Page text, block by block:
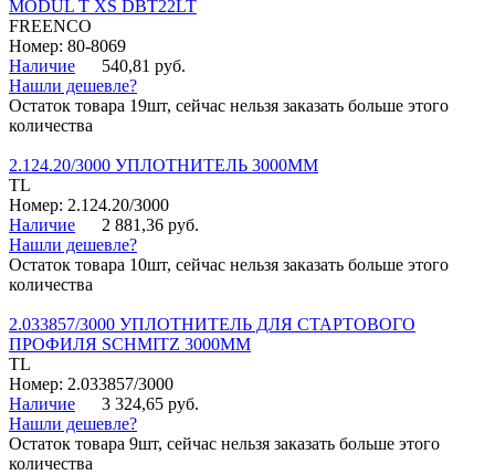
MODUL T XS DBT22LT
FREENCO
Номер: 80-8069
Наличие
540,81 руб.
Нашли дешевле?
Остаток товара 19шт, сейчас нельзя заказать больше этого
количества
2.124.20/3000 УПЛОТНИТЕЛЬ 3000ММ
TL
Номер: 2.124.20/3000
Наличие
2 881,36 руб.
Нашли дешевле?
Остаток товара 10шт, сейчас нельзя заказать больше этого
количества
2.033857/3000 УПЛОТНИТЕЛЬ ДЛЯ СТАРТОВОГО
ПРОФИЛЯ SCHMITZ 3000ММ
TL
Номер: 2.033857/3000
Наличие
3 324,65 руб.
Нашли дешевле?
Остаток товара 9шт, сейчас нельзя заказать больше этого
количества